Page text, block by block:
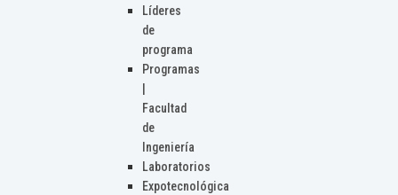
Líderes
de
programa
Programas
Facultad
de
Ingeniería
Laboratorios
Expotecnológica